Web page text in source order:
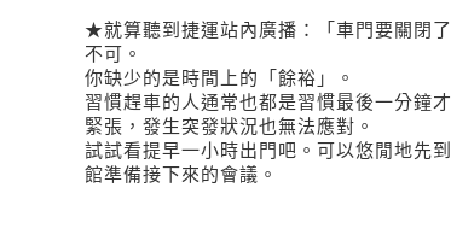
★就算聽到捷運站內廣播：「車門要關閉
不可。
你缺少的是時間上的「餘裕」。
習慣趕車的人通常也都是習慣最後一分鐘
緊張，發生突發狀況也無法應對。
試試看提早一小時出門吧。可以悠閒地先
館準備接下來的會議。